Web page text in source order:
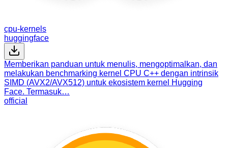
cpu-kernels
huggingface
Memberikan panduan untuk menulis, mengoptimalkan, dan
melakukan benchmarking kernel CPU C++ dengan intrinsik
SIMD (AVX2/AVX512) untuk ekosistem kernel Hugging
Face. Termasuk…
official